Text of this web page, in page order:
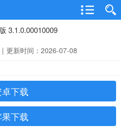
3.1.0.00010009
| 更新时间：2026-07-08
下载
下载